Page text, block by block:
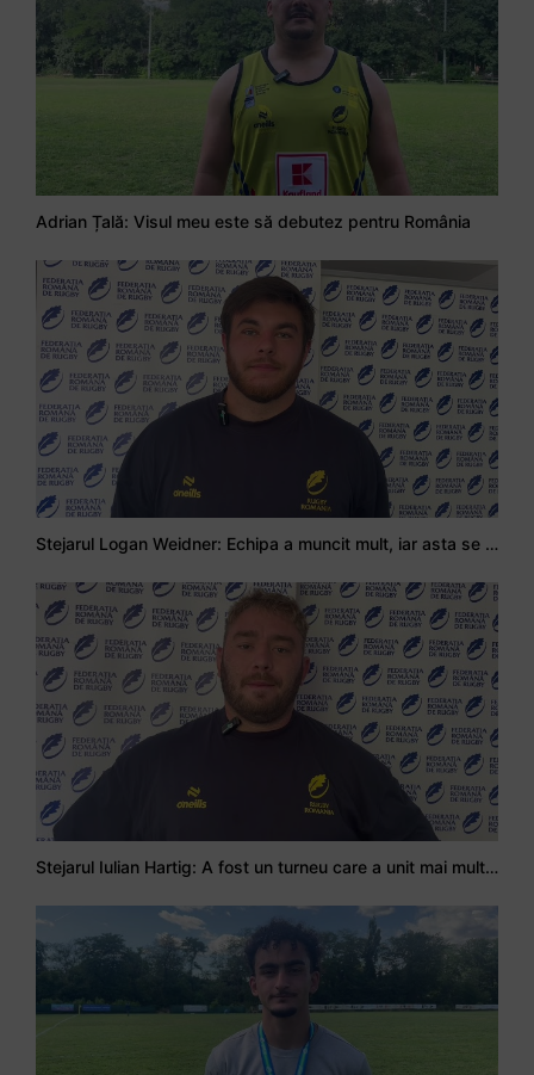
Adrian Țală: Visul meu este să debutez pentru România
Stejarul Logan Weidner: Echipa a muncit mult, iar asta se va vedea în meciurile de la Nations Cup
Stejarul Iulian Hartig: A fost un turneu care a unit mai mult echipa